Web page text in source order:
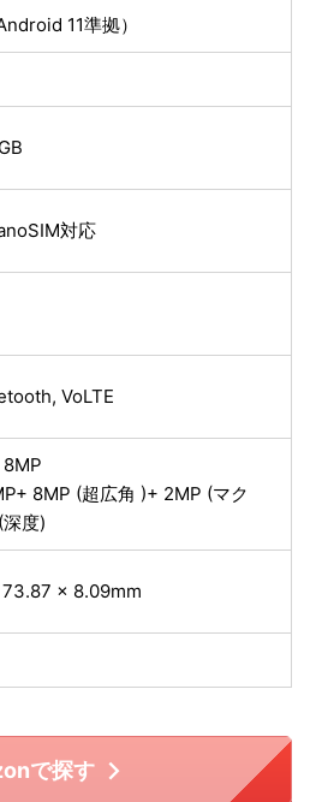
11準拠）
対応
VoLTE
8MP (超広角 )+ 2MP (マク
度)
x 8.09mm
で探す